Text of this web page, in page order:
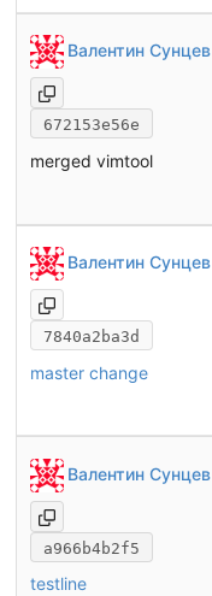
Валентин Сунцев
672153e56e
merged vimtool
Валентин Сунцев
7840a2ba3d
master change
Валентин Сунцев
a966b4b2f5
testline